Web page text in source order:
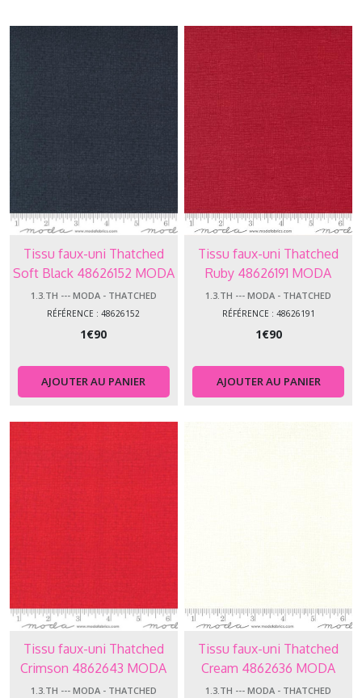
Tissu faux-uni Thatched
Soft Black 48626152 MODA
1.3.TH --- MODA - THATCHED
RÉFÉRENCE : 48626152
1€90
AJOUTER AU PANIER
Tissu faux-uni Thatched
Ruby 48626191 MODA
1.3.TH --- MODA - THATCHED
RÉFÉRENCE : 48626191
1€90
AJOUTER AU PANIER
Tissu faux-uni Thatched
Crimson 4862643 MODA
1.3.TH --- MODA - THATCHED
Tissu faux-uni Thatched
Cream 4862636 MODA
1.3.TH --- MODA - THATCHED
1.3.LI
-
-
-
-
1.3.UN
-
MK2800
Spraytime
(38)